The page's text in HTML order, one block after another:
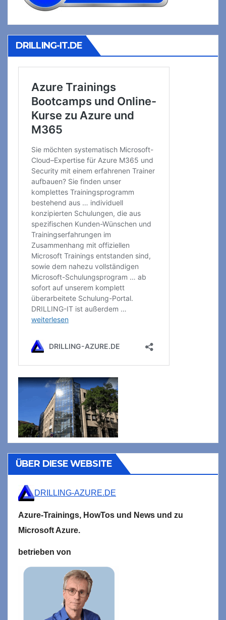
DRILLING-IT.DE
ÜBER DIESE WEBSITE
DRILLING-AZURE.DE
Azure-Trainings, HowTos und News und zu
Microsoft Azure.
betrieben von